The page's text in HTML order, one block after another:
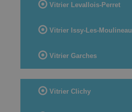
Vitrier Levallois-Perret
Vitrier Issy-Les-
Vitrier Garches
Vitrier Clichy